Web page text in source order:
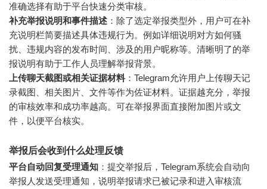
准确选择有助于平台快速分类审核。
补充举报说明和事件描述 ：除了选定举报类型外，用户可在补
充说明栏简要描述具体违规行为。例如详细说明对方如何骚
扰、违规内容的发布时间、涉及的用户昵称等。清晰明了的举
报说明有助于工作人员理解举报背景。
上传聊天截图或相关证据材料 ：Telegram允许用户上传聊天记
录截图、相关图片、文件等作为佐证材料。证据越充分，举报
的审核效率和成功率越高。可在举报界面直接附加图片或文
件，以便平台核实。
举报后会收到什么处理反馈
平台自动回复受理通知 ：提交举报后，Telegram系统会自动向
举报人发送受理通知，说明举报请求已被记录和进入审核流